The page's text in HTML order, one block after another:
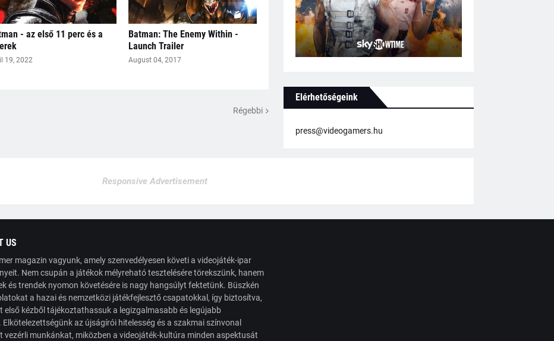
- az első 11 perc és a
19, 2022
Batman: The Enemy Within -
Launch Trailer
August 04, 2017
Régebbi
Elérhetőségeink
press@videogamers.hu
Responsive Advertisement
US
magazin vagyunk, amely szenvedélyesen követi a videojáték-ipar
Nem csupán a játékok mélyreható tesztelésére törekszünk, hanem
és trendek nyomon követésére is nagy hangsúlyt fektetünk. Büszkén
a hazai és nemzetközi játékfejlesztő csapatokkal, így biztosítva,
első kézből tájékoztathassuk a legizgalmasabb és legújabb
Elkötelezettségünk az újságírói hitelesség és a szakmai színvonal
vezérli munkánkat, miközben a videojáték-kultúra minden aspektusát